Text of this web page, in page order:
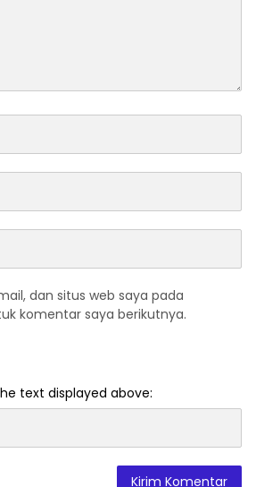
dan situs web saya pada
komentar saya berikutnya.
text displayed above: